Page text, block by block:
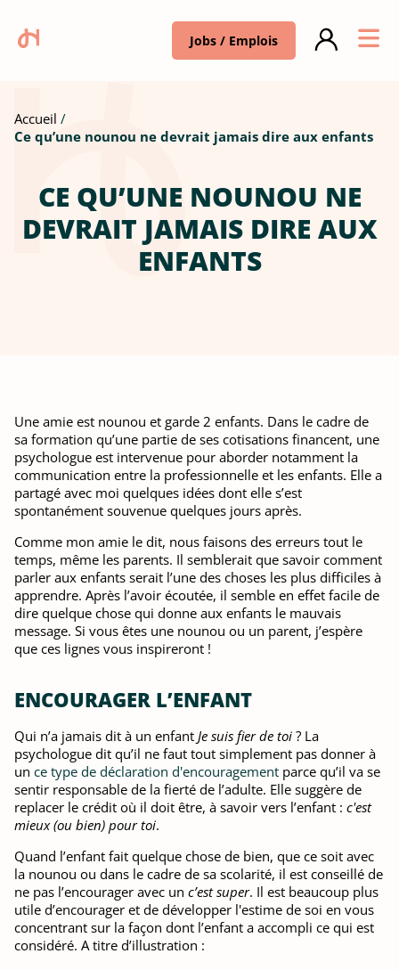
Jobs / Emplois
Accueil
Ce qu’une nounou ne devrait jamais dire aux enfants
CE QU’UNE NOUNOU NE
DEVRAIT JAMAIS DIRE AUX
ENFANTS
Une amie est nounou et garde 2 enfants. Dans le cadre de
sa formation qu’une partie de ses cotisations financent, une
psychologue est intervenue pour aborder notamment la
communication entre la professionnelle et les enfants. Elle a
partagé avec moi quelques idées dont elle s’est
spontanément souvenue quelques jours après.
Comme mon amie le dit, nous faisons des erreurs tout le
temps, même les parents. Il semblerait que savoir comment
parler aux enfants serait l’une des choses les plus difficiles à
apprendre. Après l’avoir écoutée, il semble en effet facile de
dire quelque chose qui donne aux enfants le mauvais
message. Si vous êtes une nounou ou un parent, j’espère
que ces lignes vous inspireront !
ENCOURAGER L’ENFANT
Qui n’a jamais dit à un enfant Je suis fier de toi ? La
psychologue dit qu’il ne faut tout simplement pas donner à
un ce type de déclaration d'encouragement parce qu’il va se
sentir responsable de la fierté de l’adulte. Elle suggère de
replacer le crédit où il doit être, à savoir vers l’enfant : c'est
mieux (ou bien) pour toi.
Quand l’enfant fait quelque chose de bien, que ce soit avec
la nounou ou dans le cadre de sa scolarité, il est conseillé de
ne pas l’encourager avec un c’est super. Il est beaucoup plus
utile d’encourager et de développer l'estime de soi en vous
concentrant sur la façon dont l’enfant a accompli ce qui est
considéré. A titre d’illustration :